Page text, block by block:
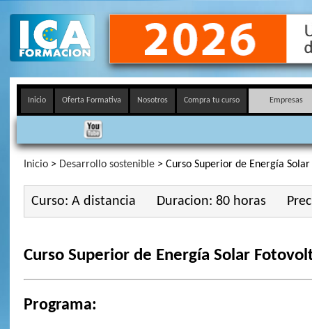
Inicio Oferta Formativa Nosotros Compra tu curso Empresas
Inicio> Desarrollo sostenible> Curso Superior de Energía
Curso: A distancia Duracion: 80 horas
Curso Superior de Energía Solar
Programa: